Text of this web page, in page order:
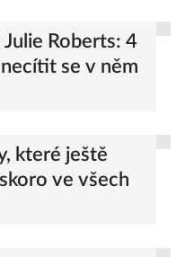
Roberts: 4
se v něm
které ještě
ve všech